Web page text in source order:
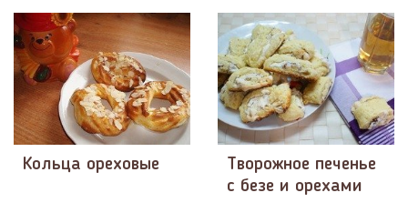
Кольца ореховые
Творожное печенье
с безе и орехами